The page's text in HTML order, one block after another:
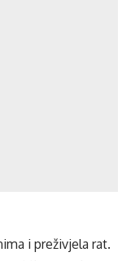
i preživjela rat.